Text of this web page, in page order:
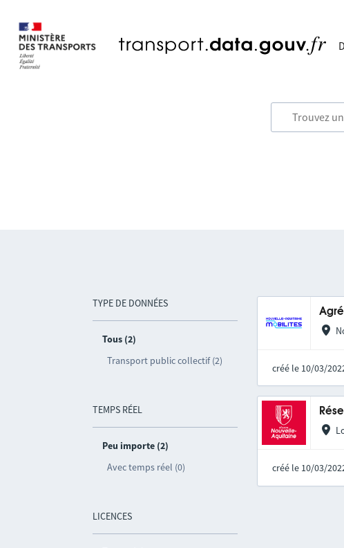
TYPE DE DONNÉES
Tous (2)
Transport public collectif (2)
TEMPS RÉEL
Peu importe (2)
Avec temps réel (0)
LICENCES
créé le 10/03/
créé le 10/03/